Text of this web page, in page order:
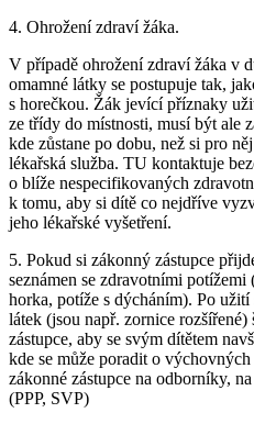
4. Ohrožení zdraví žáka.
V případě ohrožení zdraví žáka v
omamné látky se postupuje tak,
s horečkou. Žák jevící příznaky
ze třídy do místnosti, musí být ale
kde zůstane po dobu, než si pro
lékařská služba. TU kontaktuje
o blíže nespecifikovaných
k tomu, aby si dítě co nejdříve
jeho lékařské vyšetření.
5. Pokud si zákonný zástupce
seznámen se zdravotními
horka, potíže s dýcháním). Po
látek (jsou např. zornice
zástupce, aby se svým dítětem
kde se může poradit o
zákonné zástupce na odborníky,
(PPP, SVP)